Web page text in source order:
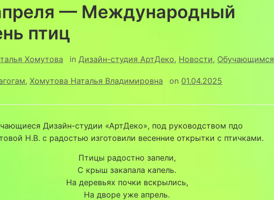
— Международный
птиц
Хомутова in Дизайн-студия АртДеко, Новости, Обучающимся
, Хомутова Наталья Владимировна on 01.04.2025
Дизайн-студии «АртДеко», под руководством пдо
Н.В. с радостью изготовили весенние открытки с птичками.
Птицы радостно запели,
С крыш закапала капель.
На деревьях почки вскрылись,
На дворе уже апрель.